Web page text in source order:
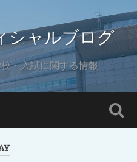
シャルブログ
・入試に関する情報